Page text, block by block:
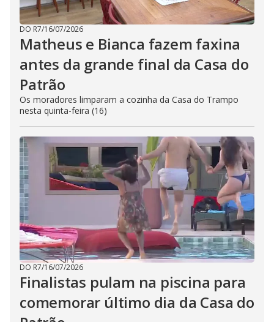
DO R7/16/07/2026
Matheus e Bianca fazem faxina
antes da grande final da Casa do
Patrão
Os moradores limparam a cozinha da Casa do Trampo
nesta quinta-feira (16)
DO R7/16/07/2026
Finalistas pulam na piscina para
comemorar último dia da Casa do